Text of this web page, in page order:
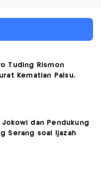
Tuding Rismon
Kematian Palsu,
Jokowi dan Pendukung
Serang soal Ijazah